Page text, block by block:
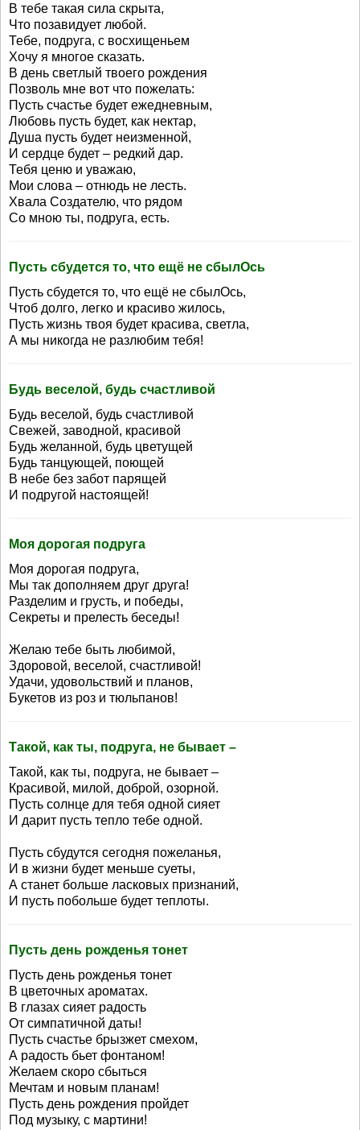
В тебе такая сила скрыта,
Что позавидует любой.
Тебе, подруга, с восхищеньем
Хочу я многое сказать.
В день светлый твоего рождения
Позволь мне вот что пожелать:
Пусть счастье будет ежедневным,
Любовь пусть будет, как нектар,
Душа пусть будет неизменной,
И сердце будет – редкий дар.
Тебя ценю и уважаю,
Мои слова – отнюдь не лесть.
Хвала Создателю, что рядом
Со мною ты, подруга, есть.
Пусть сбудется то, что ещё не сбылОсь
Пусть сбудется то, что ещё не сбылОсь,
Чтоб долго, легко и красиво жилось,
Пусть жизнь твоя будет красива, светла,
А мы никогда не разлюбим тебя!
Будь веселой, будь счастливой
Будь веселой, будь счастливой
Свежей, заводной, красивой
Будь желанной, будь цветущей
Будь танцующей, поющей
В небе без забот парящей
И подругой настоящей!
Моя дорогая подруга
Моя дорогая подруга,
Мы так дополняем друг друга!
Разделим и грусть, и победы,
Секреты и прелесть беседы!
Желаю тебе быть любимой,
Здоровой, веселой, счастливой!
Удачи, удовольствий и планов,
Букетов из роз и тюльпанов!
Такой, как ты, подруга, не бывает –
Такой, как ты, подруга, не бывает –
Красивой, милой, доброй, озорной.
Пусть солнце для тебя одной сияет
И дарит пусть тепло тебе одной.
Пусть сбудутся сегодня пожеланья,
И в жизни будет меньше суеты,
А станет больше ласковых признаний,
И пусть побольше будет теплоты.
Пусть день рожденья тонет
Пусть день рожденья тонет
В цветочных ароматах.
В глазах сияет радость
От симпатичной даты!
Пусть счастье брызжет смехом,
А радость бьет фонтаном!
Желаем скоро сбыться
Мечтам и новым планам!
Пусть день рождения пройдет
Под музыку, с мартини!